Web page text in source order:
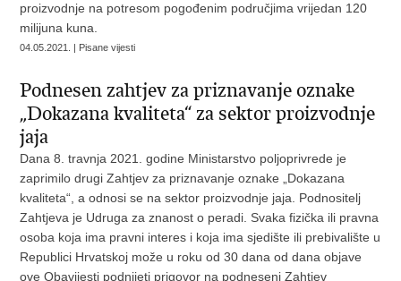
proizvodnje na potresom pogođenim područjima vrijedan 120
milijuna kuna.
04.05.2021. | Pisane vijesti
Podnesen zahtjev za priznavanje oznake
„Dokazana kvaliteta“ za sektor proizvodnje
jaja
Dana 8. travnja 2021. godine Ministarstvo poljoprivrede je
zaprimilo drugi Zahtjev za priznavanje oznake „Dokazana
kvaliteta“, a odnosi se na sektor proizvodnje jaja. Podnositelj
Zahtjeva je Udruga za znanost o peradi. Svaka fizička ili pravna
osoba koja ima pravni interes i koja ima sjedište ili prebivalište u
Republici Hrvatskoj može u roku od 30 dana od dana objave
ove Obavijesti podnijeti prigovor na podneseni Zahtjev